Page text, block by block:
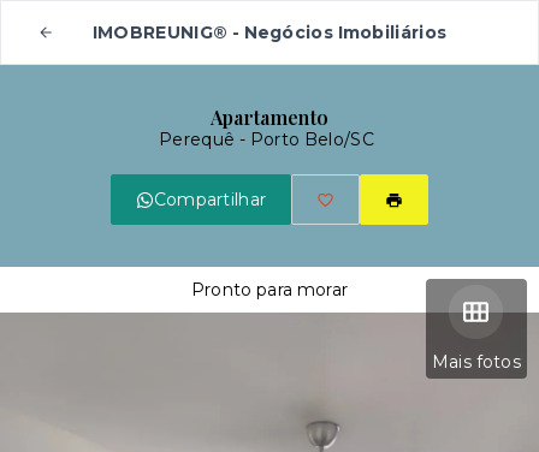
IMOBREUNIG® - Negócios Imobiliários
Apartamento
Perequê - Porto Belo/SC
Compartilhar
Mais fotos
Pronto para morar